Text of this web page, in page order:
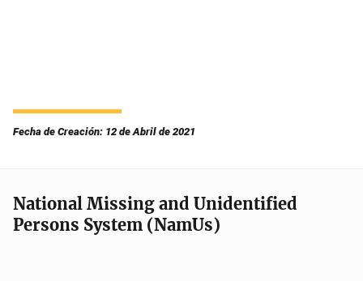
Fecha de Creación: 12 de Abril de 2021
National Missing and Unidentified
Persons System (NamUs)